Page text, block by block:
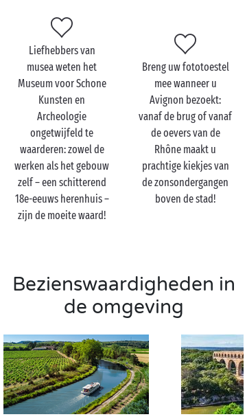
zijn nopjes mee is? Een bezoek aan het musée du
Petit Palais! De toegang is gratis voor iedereen. De
kids maken er kennis met kunst dankzij de
schilderijen en beeldhouwwerken uit de
middeleeuwen en de vroege renaissance.
Bezoek de Pont
d'Avignon met z'n
tweetjes
onder in de geschiedenis van het westerse
christendom. Wat evenmin mag ontbreken op uw
programma: een wandeling over de brug van Avignon
dansen … het uitzicht over de stad is sowieso
verbluffend.
Hebt u zin omAvignon op een andere manier te leren
kennen, verken de stad dan vanaf het water! In een
Liefhebbers van
musea weten het
Museum voor Schone
Kunsten en
Archeologie
ongetwijfeld te
waarderen: zowel de
werken als het gebouw
zelf – een schitterend
18e-eeuws herenhuis –
zijn de moeite waard!
Breng uw fototoestel
mee wanneer u
Avignon bezoekt:
vanaf de brug of vanaf
de oevers van de
Rhône maakt u
prachtige kiekjes van
de zonsondergangen
boven de stad!
Bezienswaardigheden in
de omgeving